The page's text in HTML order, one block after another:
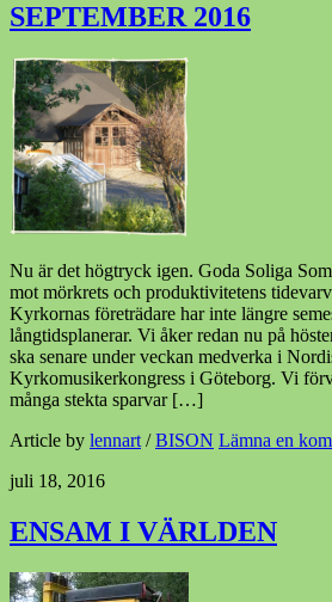
SEPTEMBER 2016
Nu är det högtryck igen. Goda Soliga
mot mörkrets och produktivitetens
Kyrkornas företrädare har inte längre
långtidsplanerar. Vi åker redan nu på
ska senare under veckan medverka i
Kyrkomusikerkongress i Göteborg. Vi
många stekta sparvar […]
Article by lennart /BISON Lämna en
juli 18, 2016
ENSAM I VÄRLDEN